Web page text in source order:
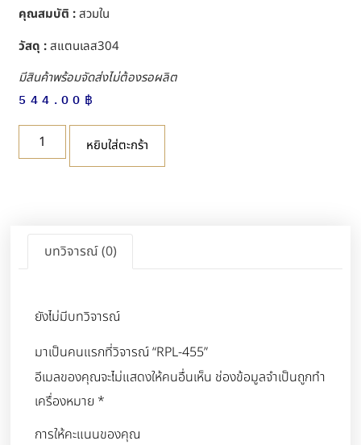
คุณสมบัติ :สวมใน
วัสดุ :สแตนเลส304
มีสินค้าพร้อมจัดส่งไม่ต้องรอผลิต
544.00 ฿
หยิบใส่ตะกร้า
บทวิจารณ์ (0)
ยังไม่มีบทวิจารณ์
มาเป็นคนแรกที่วิจารณ์ “RPL-455”
อีเมลของคุณจะไม่แสดงให้คนอื่นเห็น ช่องข้อมูลจำเป็นถูกทำ
เครื่องหมาย *
การให้คะแนนของคุณ